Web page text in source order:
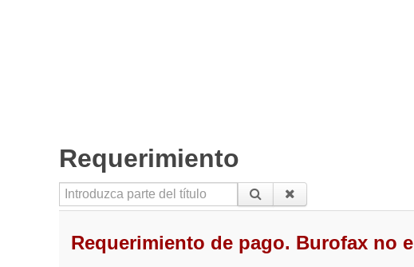
Requerimiento
Introduzca parte del título
Requerimiento de pago. Burofax no